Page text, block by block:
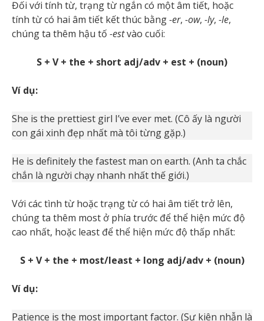
Đối với tính từ, trạng từ ngắn có một âm tiết, hoặc
tính từ có hai âm tiết kết thúc bằng-er, -ow, -ly, -le,
chúng ta thêm hậu tố -estvào cuối:
S + V + the + short adj/adv + est + (noun)
Ví dụ:
She is the prettiest girl I’ve ever met. (Cô ấy là người
con gái xinh đẹp nhất mà tôi từng gặp.)
He is definitely the fastest man on earth. (Anh ta chắc
chắn là người chạy nhanh nhất thế giới.)
Với các tình từ hoặc trạng từ có hai âm tiết trở lên,
chúng ta thêm most ở phía trước để thể hiện mức độ
cao nhất, hoặc least để thể hiện mức độ thấp nhất:
S + V + the + most/least + long adj/adv + (noun)
Ví dụ:
Patience is the most important factor. (Sự kiên nhẫn là